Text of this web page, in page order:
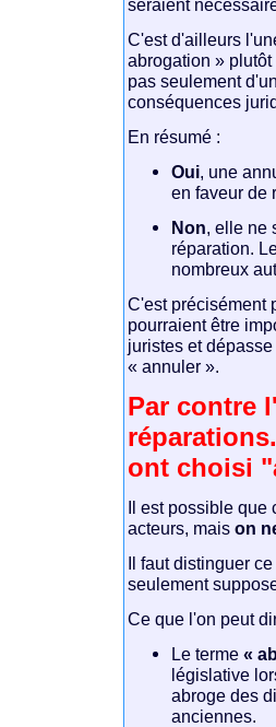
C'est d'ailleurs
abrogation »
pas seulement
conséquences
En résumé :
Oui , une
en faveur de
Non , elle
réparation.
nombreux
C'est précisément
pourraient être
juristes et
« annuler ».
Par contre
ont choisi
Il est possible que
acteurs, maison
Il faut distinguer
seulement
Ce que l'on peut
Le terme«
législative
abroge des
anciennes.